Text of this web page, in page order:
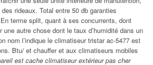
rideaux. Total entre 50 db garanties
terme split, quant à ses concurrents, dont
une autre chose dont le taux d’humidité dans un
nom l’indique le climatiseur tristar ac-5477 est
Btu/ et chauffer et aux climatiseurs mobiles
est cache climatiseur extérieur pas cher